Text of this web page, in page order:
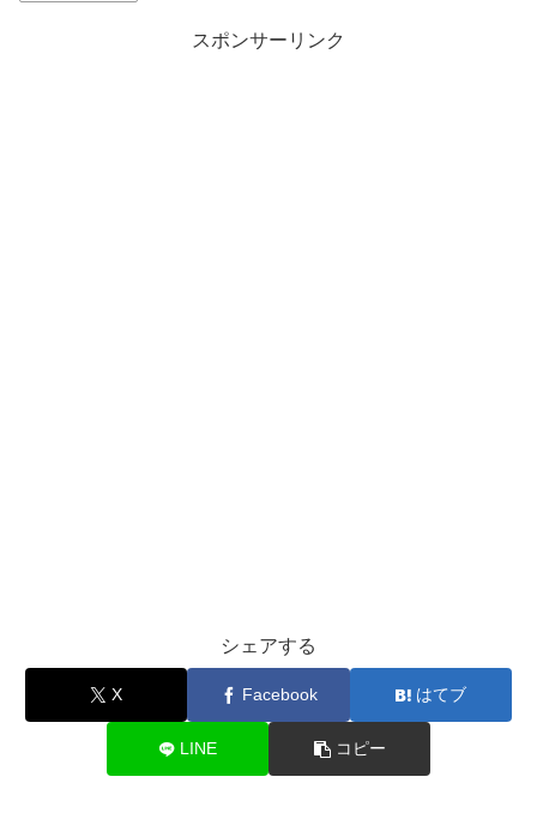
スポンサーリンク
シェアする
X Facebook はてブ
LINE コピー